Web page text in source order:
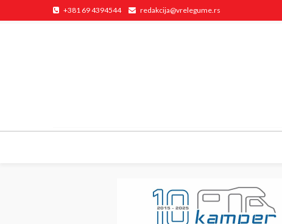
+381 69 4394544 redakcija@vrelegume.rs